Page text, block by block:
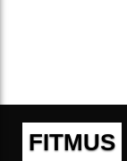
FITMUS